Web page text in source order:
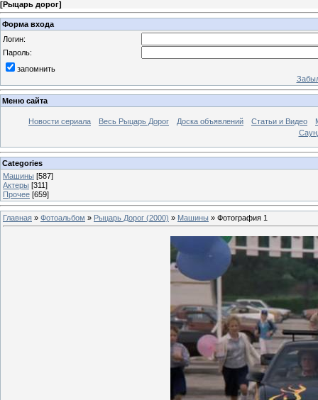
[Рыцарь дорог]
Форма входа
Логин:
Пароль:
запомнить
Меню сайта
Новости сериала Весь Рыцарь Дорог Доска объявлений Статьи и Видео
Categories
Машины [587]
Актеры [311]
Прочее [659]
Главная » Фотоальбом » Рыцарь Дорог (2000) » Машины » Фотография 1